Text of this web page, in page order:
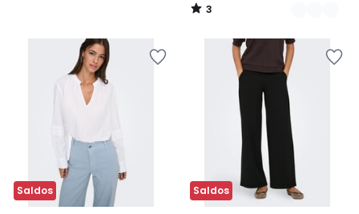
3
/
Saldos Saldos